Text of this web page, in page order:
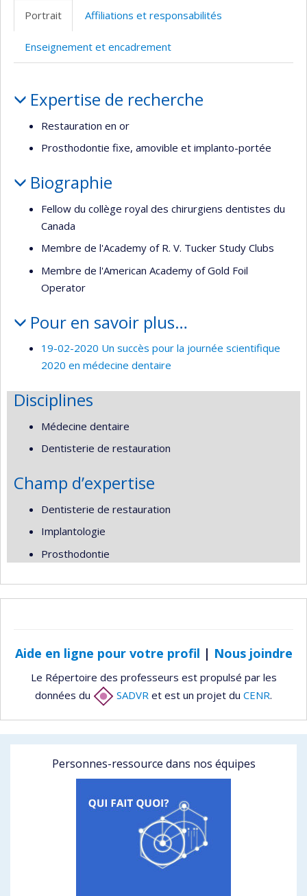
professionnelle
(faculté,département,école)
Portrait Affiliations et responsabilités
Enseignement et encadrement
Expertise de recherche
Restauration en or
Prosthodontie fixe, amovible et implanto-portée
Biographie
Fellow du collège royal des chirurgiens dentistes du
Canada
Membre de l'Academy of R. V. Tucker Study Clubs
Membre de l'American Academy of Gold Foil
Operator
Pour en savoir plus…
19-02-2020 Un succès pour la journée scientifique
2020 en médecine dentaire
Disciplines
Médecine dentaire
Dentisterie de restauration
Champ d’expertise
Dentisterie de restauration
Implantologie
Prosthodontie
Aide en ligne pour votre profil | Nous joindre
Le Répertoire des professeurs est propulsé par les
données du
SADVR et est un projet du CENR.
Personnes-ressource dans nos équipes